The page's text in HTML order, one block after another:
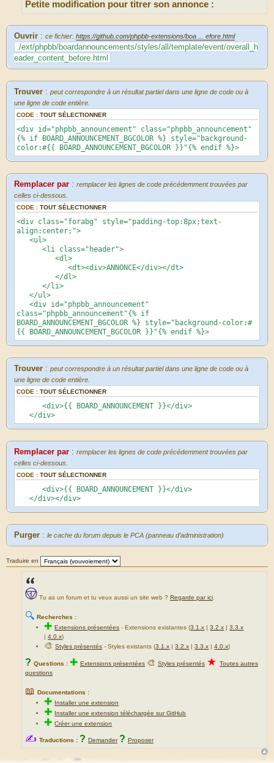
Petite modification pour titrer son annonce :
Ouvrir : ce fichier: https://github.com/phpbb-extensions/boa ... efore.html
./ext/phpbb/boardannouncements/styles/all/template/event/overall_h
eader_content_before.html
Trouver : peut correspondre à un résultat partiel dans une ligne de code ou à
une ligne de code entière.
CODE : TOUT SÉLECTIONNER
<div id="phpbb_announcement" class="phpbb_announcement"
{% if BOARD_ANNOUNCEMENT_BGCOLOR %} style="background-
color:#{{ BOARD_ANNOUNCEMENT_BGCOLOR }}"{% endif %}>
Remplacer par : remplacer les lignes de code précédemment trouvées par
celles ci-dessous.
CODE : TOUT SÉLECTIONNER
<div class="forabg" style="padding-top:8px;text-
align:center;">
<ul>
<li class="header">
<dl>
<dt><div>ANNONCE</div></dt>
</dl>
</li>
</ul>
<div id="phpbb_announcement"
class="phpbb_announcement"{% if
BOARD_ANNOUNCEMENT_BGCOLOR %} style="background-color:#
{{ BOARD_ANNOUNCEMENT_BGCOLOR }}"{% endif %}>
Trouver : peut correspondre à un résultat partiel dans une ligne de code ou à
une ligne de code entière.
CODE : TOUT SÉLECTIONNER
<div>{{ BOARD_ANNOUNCEMENT }}</div>
</div>
Remplacer par : remplacer les lignes de code précédemment trouvées par
celles ci-dessous.
CODE : TOUT SÉLECTIONNER
<div>{{ BOARD_ANNOUNCEMENT }}</div>
</div></div>
Purger : le cache du forum depuis le PCA (panneau d’administration)
Traduire en
Tu as un forum et tu veux aussi un site web ? Regarde par ici.
🔍 Recherches :
✚Extensions présentées -Extensions existantes (3.1.x |3.2.x |3.3.x
|4.0.x)
🎨Styles présentés - Styles existants (3.1.x |3.2.x |3.3.x |4.0.x)
? Questions : ✚ Extensions présentées 🎨 Styles présentés ★ Toutes autres
questions
📖 Documentations :
✚ Installer une extension
✚ Installer une extension téléchargée sur GitHub
✚Créer une extension
✍ Traductions : ? Demander ? Proposer